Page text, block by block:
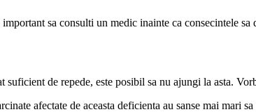
sa consulti un medic inainte ca consecintele sa
de repede, este posibil sa nu ajungi la asta.
afectate de aceasta deficienta au sanse mai mari